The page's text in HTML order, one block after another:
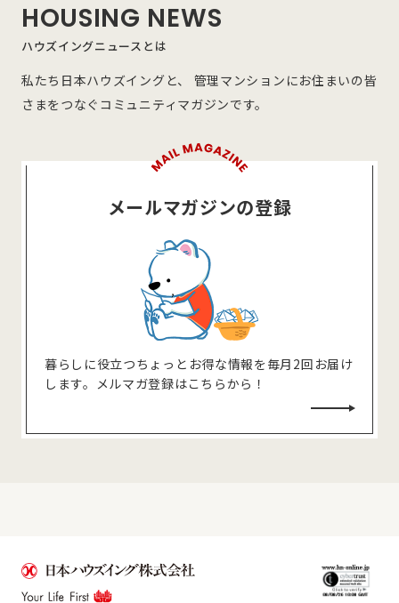
HOUSING NEWS
ハウズイングニュースとは
私たち日本ハウズイングと、 管理マンションにお住まいの皆
さまをつなぐコミュニティマガジンです。
メールマガジンの登録
暮らしに役⽴つちょっとお得な情報を毎⽉2回お届け
します。メルマガ登録はこちらから！